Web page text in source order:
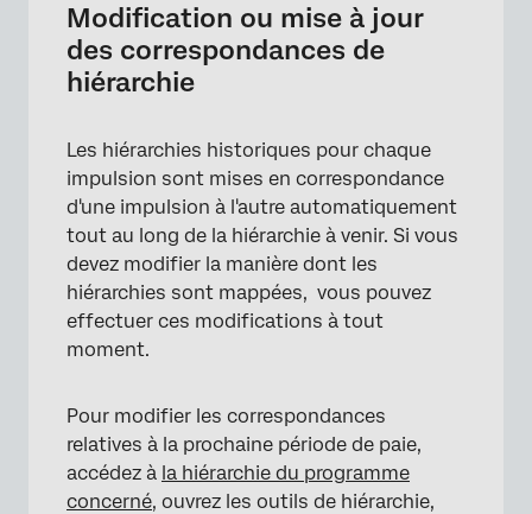
×
Modification ou mise à jour
des correspondances de
hiérarchie
Les hiérarchies historiques pour chaque
impulsion sont mises en correspondance
d'une impulsion à l'autre automatiquement
tout au long de la hiérarchie à venir. Si vous
devez modifier la manière dont les
hiérarchies sont mappées, vous pouvez
effectuer ces modifications à tout
moment.
Pour modifier les correspondances
relatives à la prochaine période de paie,
accédez à la hiérarchie du programme
concerné, ouvrez les outils de hiérarchie,